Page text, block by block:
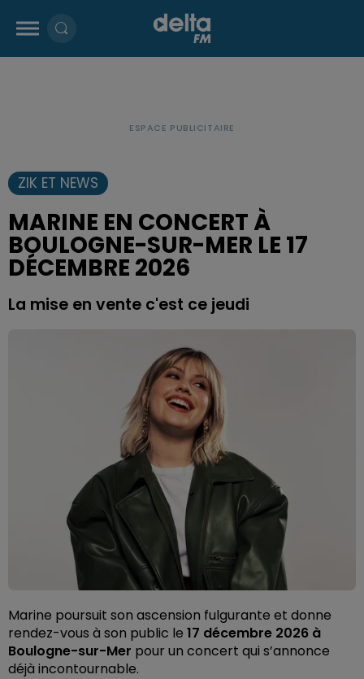
ZIK ET NEWS
MARINE EN CONCERT À
BOULOGNE-SUR-MER LE 17
DÉCEMBRE 2026
La mise en vente c'est ce jeudi
Marine poursuit son ascension fulgurante et donne
rendez-vous à son public le 17 décembre 2026 à
Boulogne-sur-Mer pour un concert qui s’annonce
déjà incontournable.